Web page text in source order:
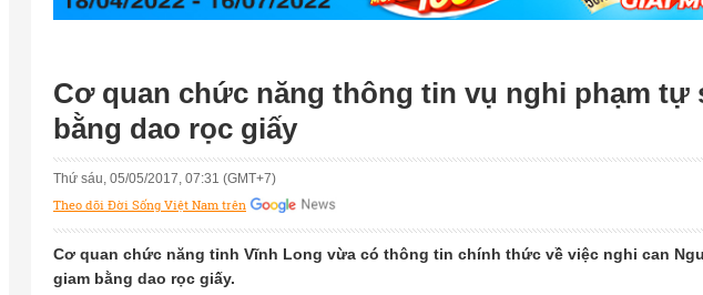
Cơ quan chức năng thông tin vụ nghi phạm tự
bằng dao rọc giấy
Thứ sáu, 05/05/2017, 07:31 (GMT+7)
Theo dõi Đời Sống Việt Nam trên
Cơ quan chức năng tỉnh Vĩnh Long vừa có thông tin chính thức về việc nghi can
giam bằng dao rọc giấy.